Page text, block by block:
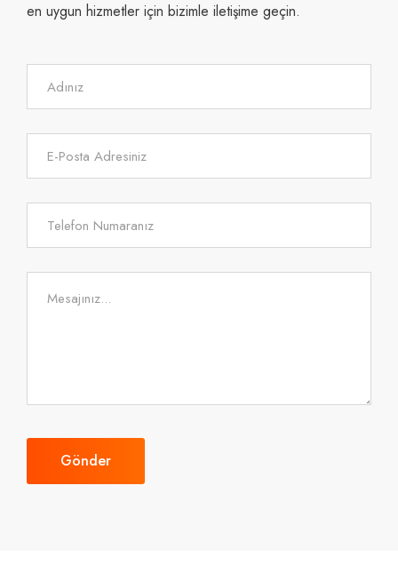
en uygun hizmetler için bizimle iletişime geçin.
Gönder